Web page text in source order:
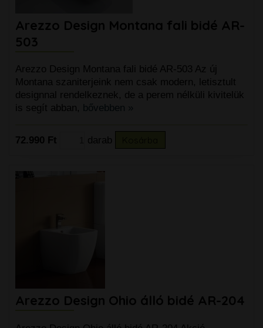
Arezzo Design Montana fali bidé AR-
503
Arezzo Design Montana fali bidé AR-503 Az új
Montana szaniterjeink nem csak modern, letisztult
designnal rendelkeznek, de a perem nélküli kivitelük
is segít abban,
bővebben »
72.990 Ft darab
Arezzo Design Ohio álló bidé AR-204